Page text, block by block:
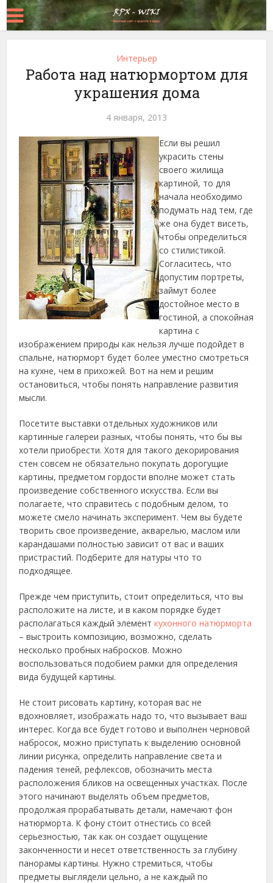
Интерьер
Работа над натюрмортом для
украшения дома
4 января, 2013
Если вы решил
украсить стены
своего жилища
картиной, то для
начала необходимо
подумать над тем, где
же она будет висеть,
чтобы определиться
со стилистикой.
Согласитесь, что
допустим портреты,
займут более
достойное место в
гостиной, а спокойная
картина с
изображением природы как нельзя лучше подойдет в
спальне, натюрморт будет более уместно смотреться
на кухне, чем в прихожей. Вот на нем и решим
остановиться, чтобы понять направление развития
мысли.
Посетите выставки отдельных художников или
картинные галереи разных, чтобы понять, что бы вы
хотели приобрести. Хотя для такого декорирования
стен совсем не обязательно покупать дорогущие
картины, предметом гордости вполне может стать
произведение собственного искусства. Если вы
полагаете, что справитесь с подобным делом, то
можете смело начинать эксперимент. Чем вы будете
творить свое произведение, акварелью, маслом или
карандашами полностью зависит от вас и ваших
пристрастий. Подберите для натуры что то
подходящее.
Прежде чем приступить, стоит определиться, что вы
расположите на листе, и в каком порядке будет
располагаться каждый элементкухонного натюрморта
– выстроить композицию, возможно, сделать
несколько пробных набросков. Можно
воспользоваться подобием рамки для определения
вида будущей картины.
Не стоит рисовать картину, которая вас не
вдохновляет, изображать надо то, что вызывает ваш
интерес. Когда все будет готово и выполнен черновой
набросок, можно приступать к выделению основной
линии рисунка, определить направление света и
падения теней, рефлексов, обозначить места
расположения бликов на освещенных участках. После
этого начинают выделять объем предметов,
продолжая прорабатывать детали, намечают фон
натюрморта. К фону стоит отнестись со всей
серьезностью, так как он создает ощущение
законченности и несет ответственность за глубину
панорамы картины. Нужно стремиться, чтобы
предметы выглядели цельно, а не каждый по